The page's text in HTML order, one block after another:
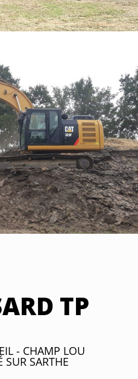
TP
- CHAMP LOU
SUR SARTHE